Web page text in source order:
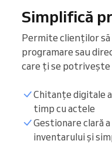
Simplifică
Permite clienților să
programare sau
care ți se potrivește
Chitanțe digitale
timp cu actele
Gestionare clară
inventarului și